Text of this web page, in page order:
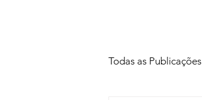
Todas as Publicações